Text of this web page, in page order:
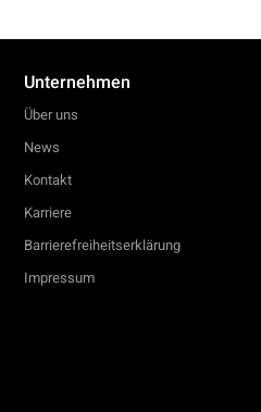
Unternehmen
Über uns
News
Kontakt
Karriere
Barrierefreiheitserklärung
Impressum